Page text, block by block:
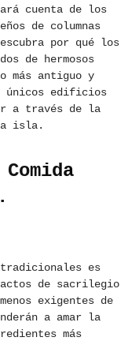
cuenta de los
de columnas
por qué los
de hermosos
más antiguo y
únicos edificios
a través de la
isla.
tradicionales es
actos de sacrilegio
exigentes de
a amar la
más